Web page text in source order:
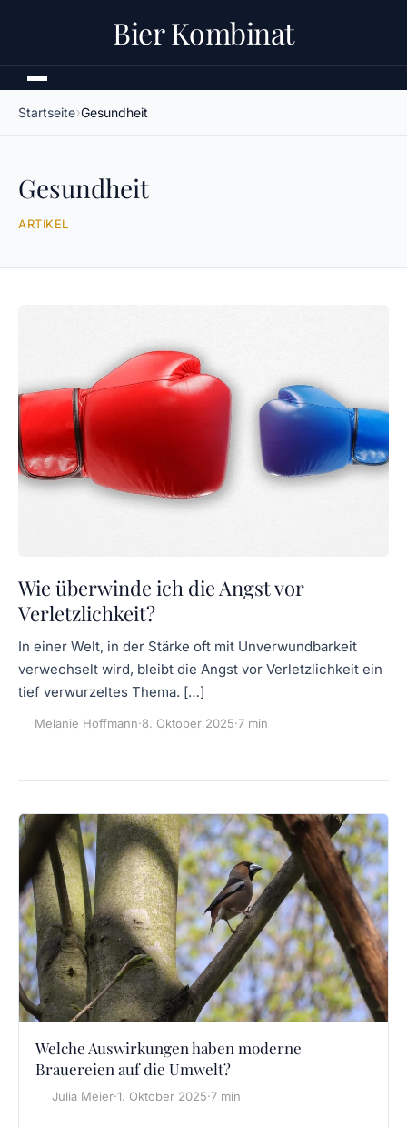
Bier Kombinat
Startseite Gesundheit
Gesundheit
ARTIKEL
Wie überwinde ich die Angst vor
Verletzlichkeit?
In einer Welt, in der Stärke oft mit Unverwundbarkeit
verwechselt wird, bleibt die Angst vor Verletzlichkeit ein
tief verwurzeltes Thema. […]
Melanie Hoffmann·8. Oktober 2025·7 min
Welche Auswirkungen haben moderne
Brauereien auf die Umwelt?
Julia Meier·1. Oktober 2025·7 min